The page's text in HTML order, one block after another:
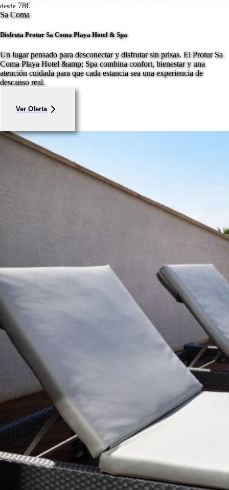
desde 78€
Sa Coma
Disfruta Protur Sa Coma Playa Hotel & Spa
Un lugar pensado para desconectar y disfrutar sin prisas. El Protur Sa
Coma Playa Hotel &amp; Spa combina confort, bienestar y una
atención cuidada para que cada estancia sea una experiencia de
descanso real.
Ver Oferta